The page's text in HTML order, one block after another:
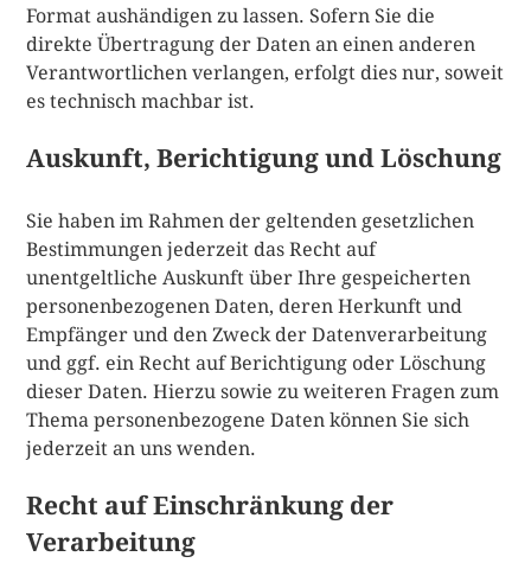
Format aushändigen zu lassen. Sofern Sie die
direkte Übertragung der Daten an einen anderen
Verantwortlichen verlangen, erfolgt dies nur, soweit
es technisch machbar ist.
Auskunft, Berichtigung und Löschung
Sie haben im Rahmen der geltenden gesetzlichen
Bestimmungen jederzeit das Recht auf
unentgeltliche Auskunft über Ihre gespeicherten
personenbezogenen Daten, deren Herkunft und
Empfänger und den Zweck der Datenverarbeitung
und ggf. ein Recht auf Berichtigung oder Löschung
dieser Daten. Hierzu sowie zu weiteren Fragen zum
Thema personenbezogene Daten können Sie sich
jederzeit an uns wenden.
Recht auf Einschränkung der
Verarbeitung